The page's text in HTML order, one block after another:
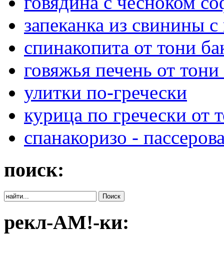
запеканка из свинины
спинакопита от тони
говяжья печень от тони
улитки по-гречески
курица по гречески от
спанакоризо -
поиск:
рекл-АМ!-ки: